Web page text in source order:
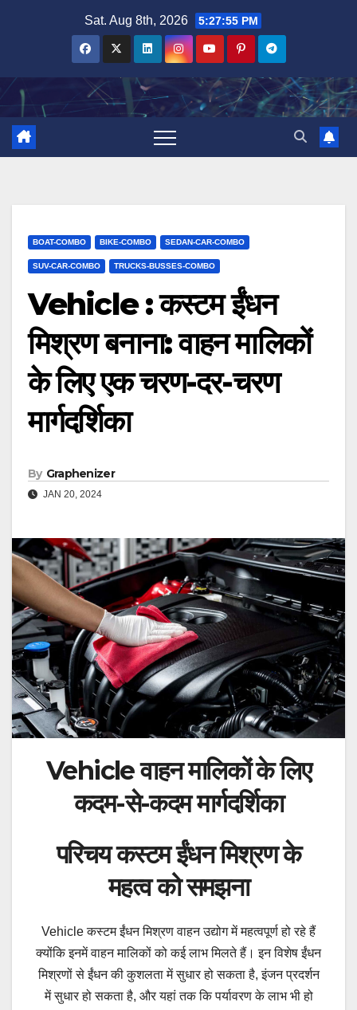
Sat. Aug 8th, 2026 5:27:56 PM
BOAT-COMBO BIKE-COMBO SEDAN-CAR-COMBO
SUV-CAR-COMBO TRUCKS-BUSSES-COMBO
Vehicle : कस्टम ईंधन
मिश्रण बनाना: वाहन मालिकों
के लिए एक चरण-दर-चरण
मार्गदर्शिका
By Graphenizer
JAN 20, 2024
Vehicle वाहन मालिकों के लिए
कदम-से-कदम मार्गदर्शिका
परिचय कस्टम ईंधन मिश्रण के
महत्व को समझना
Vehicle कस्टम ईंधन मिश्रण वाहन उद्योग में महत्वपूर्ण हो रहे हैं
क्योंकि इनमें वाहन मालिकों को कई लाभ मिलते हैं। इन विशेष ईंधन
मिश्रणों से ईंधन की कुशलता में सुधार हो सकता है, इंजन प्रदर्शन
में सुधार हो सकता है, और यहां तक कि पर्यावरण के लाभ भी हो